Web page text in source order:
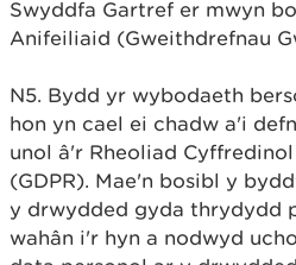
Swyddfa Gartref er mwyn
Anifeiliaid (Gweithdrefnau
N5. Bydd yr wybodaeth
hon yn cael ei chadw a'i
unol â'r Rheoliad
(GDPR). Mae'n bosibl y
y drwydded gyda thrydydd
wahân i'r hyn a nodwyd